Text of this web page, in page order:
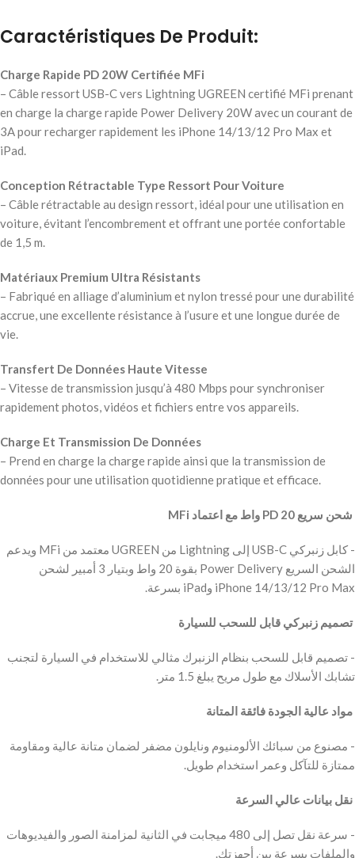
Caractéristiques De Produit:
Charge Rapide PD 20W Certifiée MFi
– Câble ressort USB-C vers Lightning UGREEN certifié MFi prenant
en charge la charge rapide Power Delivery 20W avec un courant de
3A pour recharger rapidement les iPhone 14/13/12 Pro Max et
iPad.
Conception Rétractable Type Ressort Pour Voiture
– Câble rétractable au design ressort, idéal pour une utilisation en
voiture, évitant l’encombrement et offrant une portée confortable
de 1,5 m.
Matériaux Premium Ultra Résistants
– Fabriqué en alliage d’aluminium et nylon tressé pour une durabilité
accrue, une excellente résistance à l’usure et une longue durée de
vie.
Transfert De Données Haute Vitesse
– Vitesse de transmission jusqu’à 480 Mbps pour synchroniser
rapidement photos, vidéos et fichiers entre vos appareils.
Charge Et Transmission De Données
– Prend en charge la charge rapide ainsi que la transmission de
données pour une utilisation quotidienne pratique et efficace.
‫ شحن سريع PD 20 واط مع اعتماد MFi
‫- كابل زنبركي USB-C إلى Lightning من UGREEN معتمد من MFi ويدعم
الشحن السريع Power Delivery بقوة 20 واط وبتيار 3 أمبير لشحن
iPhone 14/13/12 Pro Max وiPad بسرعة.
‫ تصميم زنبركي قابل للسحب للسيارة
‫- تصميم قابل للسحب بنظام الزنبرك مثالي للاستخدام في السيارة لتجنب
تشابك الأسلاك مع طول مريح يبلغ 1.5 متر.
‫ مواد عالية الجودة فائقة المتانة
‫- مصنوع من سبائك الألومنيوم ونايلون مضفر لضمان متانة عالية ومقاومة
ممتازة للتآكل وعمر استخدام طويل.
‫ نقل بيانات عالي السرعة
‫- سرعة نقل تصل إلى 480 ميجابت في الثانية لمزامنة الصور والفيديوهات
والملفات بسرعة بين أجهزتك.